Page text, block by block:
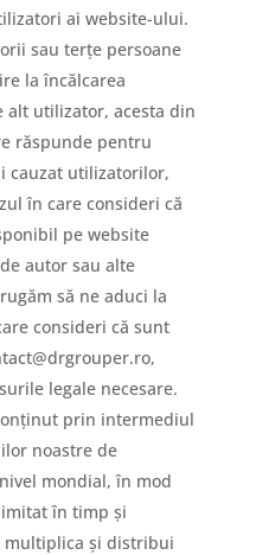
ai website-ului.
sau terțe persoane
la încălcarea
utilizator, acesta din
răspunde pentru
cauzat utilizatorilor,
în care consideri că
pe website
autor sau alte
să ne aduci la
consideri că sunt
legale necesare.
prin intermediul
noastre de
mondial, în mod
în timp și
multiplica și distribui